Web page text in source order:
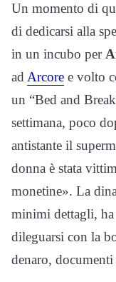
Un momento di
di dedicarsi alla
in un incubo per
ad Arcore e volto
un “Bed and
settimana, poco
antistante il
donna è stata
monetine». La
minimi dettagli, ha
dileguarsi con la
denaro,